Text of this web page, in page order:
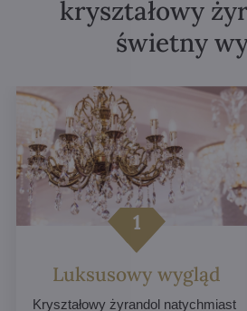
kryształowy
świetny
Luksusowy wygląd
Kryształowy żyrandol natychmiast